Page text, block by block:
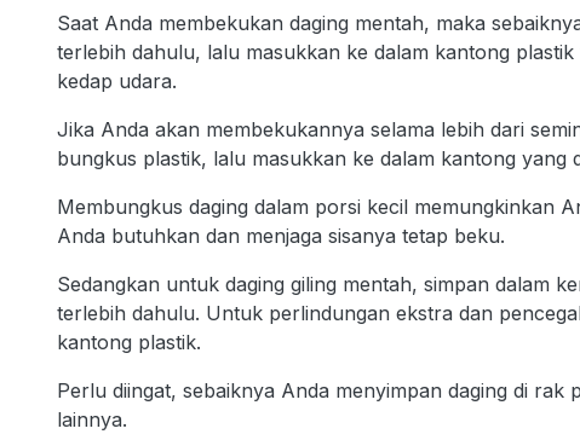
Saat Anda membekukan daging mentah, maka
terlebih dahulu, lalu masukkan ke dalam kantong
kedap udara.
Jika Anda akan membekukannya selama lebih dari
bungkus plastik, lalu masukkan ke dalam kantong yang
Membungkus daging dalam porsi kecil memungkinkan
Anda butuhkan dan menjaga sisanya tetap beku.
Sedangkan untuk daging giling mentah, simpan dalam
terlebih dahulu. Untuk perlindungan ekstra dan
kantong plastik.
Perlu diingat, sebaiknya Anda menyimpan daging di rak
lainnya.